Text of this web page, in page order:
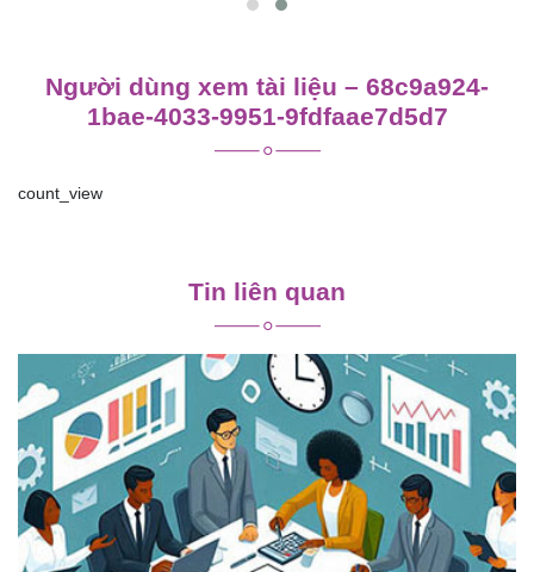
Người dùng xem tài liệu – 68c9a924-
1bae-4033-9951-9fdfaae7d5d7
count_view
viết
Tin liên quan